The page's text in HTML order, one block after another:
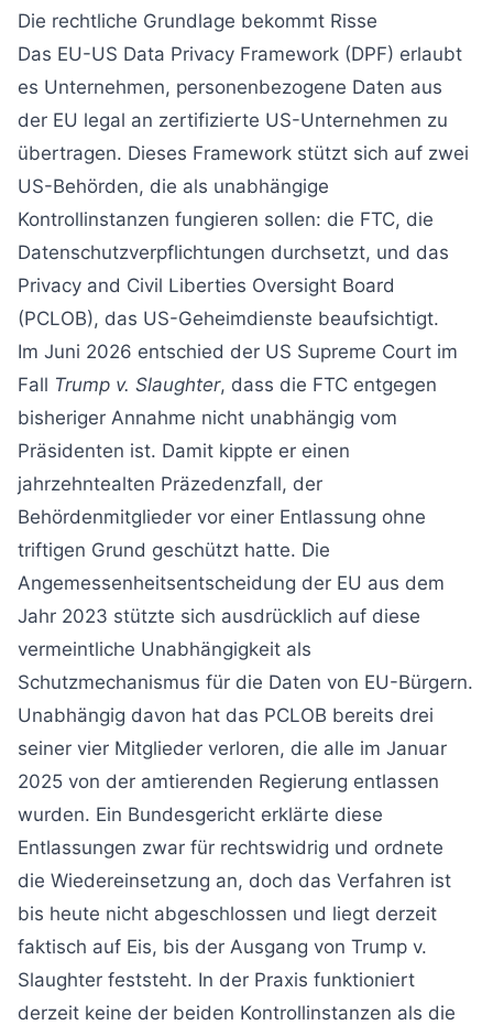
Die rechtliche Grundlage bekommt Risse
Das EU-US Data Privacy Framework (DPF) erlaubt
es Unternehmen, personenbezogene Daten aus
der EU legal an zertifizierte US-Unternehmen zu
übertragen. Dieses Framework stützt sich auf zwei
US-Behörden, die als unabhängige
Kontrollinstanzen fungieren sollen: die FTC, die
Datenschutzverpflichtungen durchsetzt, und das
Privacy and Civil Liberties Oversight Board
(PCLOB), das US-Geheimdienste beaufsichtigt.
Im Juni 2026 entschied der US Supreme Court im
Fall Trump v. Slaughter, dass die FTC entgegen
bisheriger Annahme nicht unabhängig vom
Präsidenten ist. Damit kippte er einen
jahrzehntealten Präzedenzfall, der
Behördenmitglieder vor einer Entlassung ohne
triftigen Grund geschützt hatte. Die
Angemessenheitsentscheidung der EU aus dem
Jahr 2023 stützte sich ausdrücklich auf diese
vermeintliche Unabhängigkeit als
Schutzmechanismus für die Daten von EU-Bürgern.
Unabhängig davon hat das PCLOB bereits drei
seiner vier Mitglieder verloren, die alle im Januar
2025 von der amtierenden Regierung entlassen
wurden. Ein Bundesgericht erklärte diese
Entlassungen zwar für rechtswidrig und ordnete
die Wiedereinsetzung an, doch das Verfahren ist
bis heute nicht abgeschlossen und liegt derzeit
faktisch auf Eis, bis der Ausgang von Trump v.
Slaughter feststeht. In der Praxis funktioniert
derzeit keine der beiden Kontrollinstanzen als die